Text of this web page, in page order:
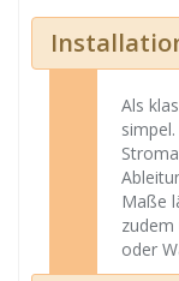
Als
Maße
zudem
oder